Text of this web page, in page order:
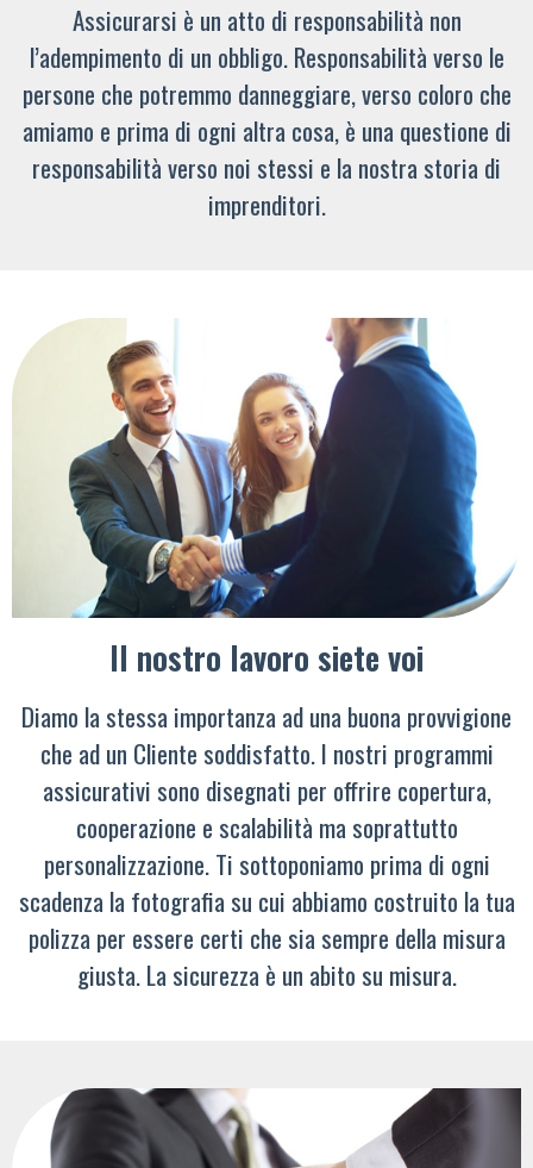
Assicurarsi è un atto di responsabilità non
l’adempimento di un obbligo. Responsabilità verso le
persone che potremmo danneggiare, verso coloro che
amiamo e prima di ogni altra cosa, è una questione di
responsabilità verso noi stessi e la nostra storia di
imprenditori.
Il nostro lavoro siete voi
Diamo la stessa importanza ad una buona provvigione
che ad un Cliente soddisfatto. I nostri programmi
assicurativi sono disegnati per offrire copertura,
cooperazione e scalabilità ma soprattutto
personalizzazione. Ti sottoponiamo prima di ogni
scadenza la fotografia su cui abbiamo costruito la tua
polizza per essere certi che sia sempre della misura
giusta. La sicurezza è un abito su misura.